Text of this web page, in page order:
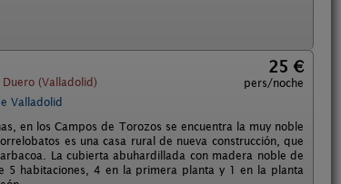
(Valladolid)
25 €
pers/noche
Valladolid
en los Campos de Torozos se encuentra la muy noble
es una casa rural de nueva construcción, que
La cubierta abuhardillada con madera noble de
5 habitaciones, 4 en la primera planta y 1 en la planta